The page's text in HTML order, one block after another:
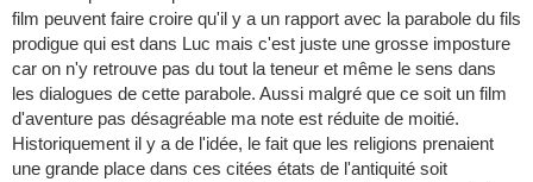
film peuvent faire croire qu'il y a un rapport avec la parabole du fils
prodigue qui est dans Luc mais c'est juste une grosse imposture
car on n'y retrouve pas du tout la teneur et même le sens dans
les dialogues de cette parabole. Aussi malgré que ce soit un film
d'aventure pas désagréable ma note est réduite de moitié.
Historiquement il y a de l'idée, le fait que les religions prenaient
une grande place dans ces citées états de l'antiquité soit